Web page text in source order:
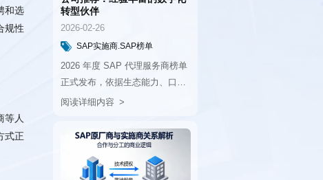
转型伙伴
2026-02-26
SAP实施商.SAP榜单
SAP 转型伙伴。
阅读详细内容